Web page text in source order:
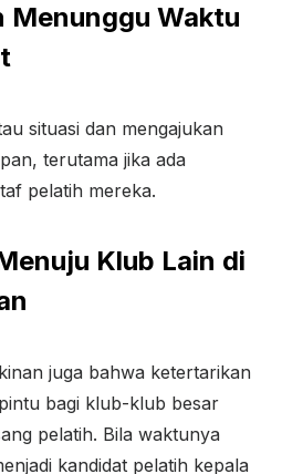
Menunggu Waktu
situasi dan mengajukan
terutama jika ada
pelatih mereka.
Klub Lain di
juga bahwa ketertarikan
bagi klub-klub besar
pelatih. Bila waktunya
kandidat pelatih kepala